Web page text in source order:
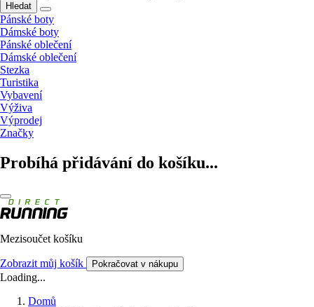
Hledat
Pánské boty
Dámské boty
Pánské oblečení
Dámské oblečení
Stezka
Turistika
Vybavení
Výživa
Výprodej
Značky
Probíhá přidávání do košíku...
Mezisoučet košíku
Zobrazit můj košík Pokračovat v nákupu
Loading...
Domů